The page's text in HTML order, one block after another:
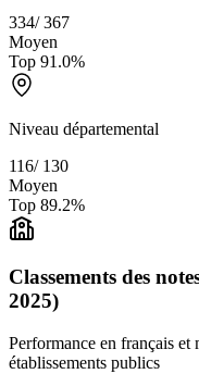
334/367
Moyen
Top 91.0%
Niveau départemental
116/ 130
Moyen
Top 89.2%
Classements des
2025)
Performance en français et
établissements publics